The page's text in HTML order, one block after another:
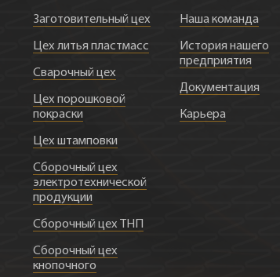
Заготовительный цех
Цех литья пластмасс
Сварочный цех
Цех порошковой
покраски
Цех штамповки
Сборочный цех
электротехнической
продукции
Сборочный цех ТНП
Сборочный цех
кнопочного
Наша команда
История нашего
предприятия
Документация
Карьера